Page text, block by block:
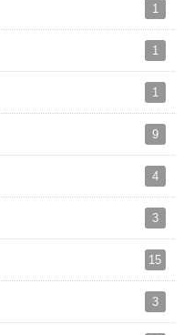
1
1
1
9
4
3
15
3